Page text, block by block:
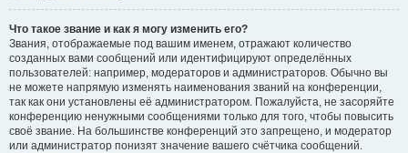
Что такое звание и как я могу изменить его?
Звания, отображаемые под вашим именем, отражают количество
созданных вами сообщений или идентифицируют определённых
пользователей: например, модераторов и администраторов. Обычно вы
не можете напрямую изменять наименования званий на конференции,
так как они установлены её администратором. Пожалуйста, не засоряйте
конференцию ненужными сообщениями только для того, чтобы повысить
своё звание. На большинстве конференций это запрещено, и модератор
или администратор понизят значение вашего счётчика сообщений.